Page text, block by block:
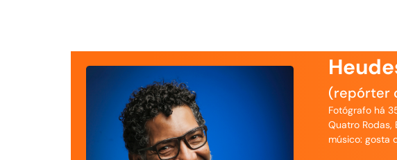
(repórter
Fotógrafo há
Quatro Rodas,
músico: gosta